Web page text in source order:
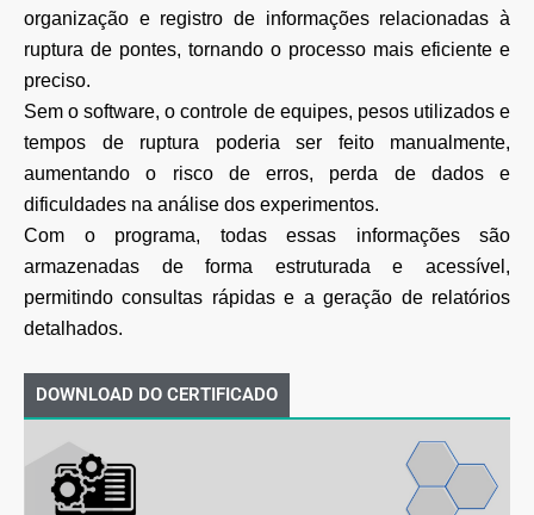
organização e registro de informações relacionadas à
ruptura de pontes, tornando o processo mais eficiente e
preciso.
Sem o software, o controle de equipes, pesos utilizados e
tempos de ruptura poderia ser feito manualmente,
aumentando o risco de erros, perda de dados e
dificuldades na análise dos experimentos.
Com o programa, todas essas informações são
armazenadas de forma estruturada e acessível,
permitindo consultas rápidas e a geração de relatórios
detalhados.
DOWNLOAD DO CERTIFICADO